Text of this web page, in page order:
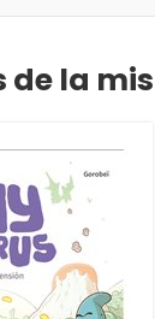
de la